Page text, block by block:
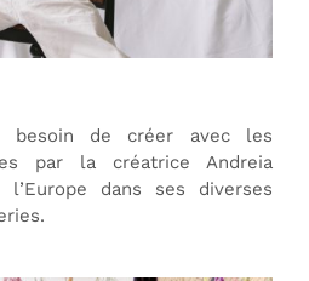
besoin de créer avec les
par la créatrice Andreia
dans ses diverses